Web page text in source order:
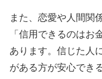
また、恋愛や人間関
「信用できるのはお
あります。信じた人
がある方が安心でき